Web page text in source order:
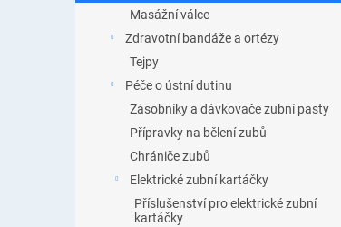
n
Masážní válce
Zdravotní bandáže a ortézy
Tejpy
Péče o ústní dutinu
Zásobníky a dávkovače zubní pasty
Přípravky na bělení zubů
Chrániče zubů
Elektrické zubní kartáčky
Příslušenství pro elektrické zubní
kartáčky